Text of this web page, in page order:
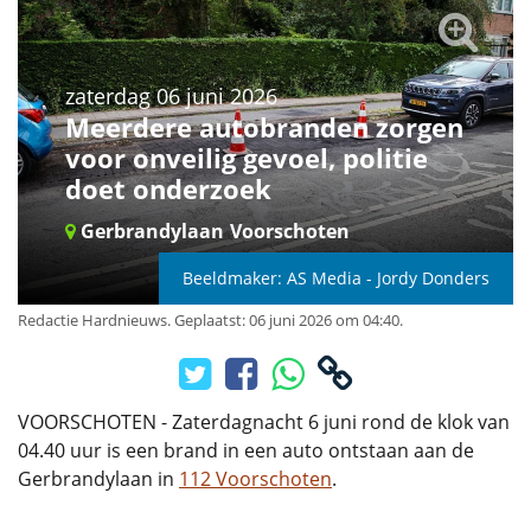
zaterdag 06 juni 2026
Meerdere autobranden zorgen
voor onveilig gevoel, politie
doet onderzoek
Gerbrandylaan Voorschoten
Beeldmaker: AS Media - Jordy Donders
Redactie Hardnieuws.Geplaatst: 06 juni 2026 om 04:40.
VOORSCHOTEN - Zaterdagnacht 6 juni rond de klok van
04.40 uur is een brand in een auto ontstaan aan de
Gerbrandylaan in 112 Voorschoten.